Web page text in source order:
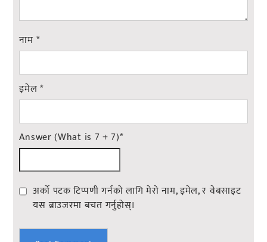
नाम *
इमेल*
Answer (What is 7 + 7)*
अर्को पटक टिप्पणी गर्नको लागि मेरो नाम, इमेल, र वेबसाइट
यस ब्राउजरमा बचत गर्नुहोस्।